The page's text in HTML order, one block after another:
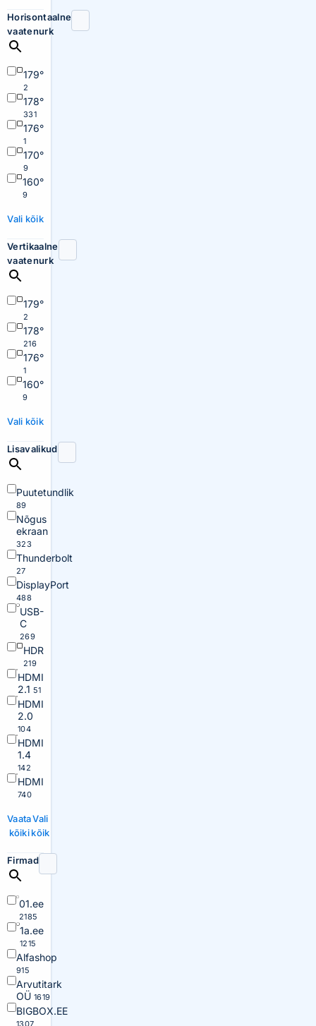
Horisontaalne
vaatenurk
179°
2
178°
331
176°
1
170°
9
160°
9
Vali kõik
Vertikaalne
vaatenurk
179°
2
178°
216
176°
1
160°
9
Vali kõik
Lisavalikud
Puutetundlik
89
Nõgus
ekraan
323
Thunderbolt
27
DisplayPort
488
USB-
C
269
HDR
219
HDMI
2.1 51
HDMI
2.0
104
HDMI
1.4
142
HDMI
740
Vaata
kõiki
Vali
kõik
Firmad
01.ee
2185
1a.ee
1215
Alfashop
915
Arvutitark
OÜ 1619
BIGBOX.EE
1307